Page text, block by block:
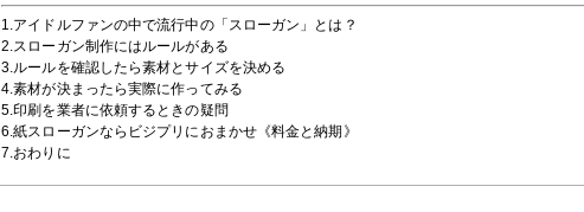
1.アイドルファンの中で流行中の「スローガン」とは？
2.スローガン制作にはルールがある
3.ルールを確認したら素材とサイズを決める
4.素材が決まったら実際に作ってみる
5.印刷を業者に依頼するときの疑問
6.紙スローガンならビジプリにおまかせ《料金と納期》
7.おわりに